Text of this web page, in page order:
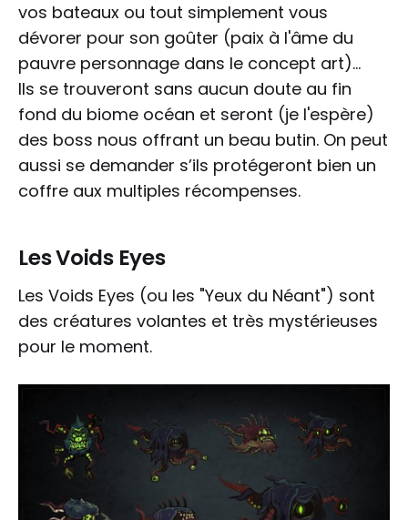
vos bateaux ou tout simplement vous
dévorer pour son goûter (paix à l'âme du
pauvre personnage dans le concept art)...
Ils se trouveront sans aucun doute au fin
fond du biome océan et seront (je l'espère)
des boss nous offrant un beau butin. On peut
aussi se demander s’ils protégeront bien un
coffre aux multiples récompenses.
Les Voids Eyes
Les Voids Eyes (ou les "Yeux du Néant") sont
des créatures volantes et très mystérieuses
pour le moment.